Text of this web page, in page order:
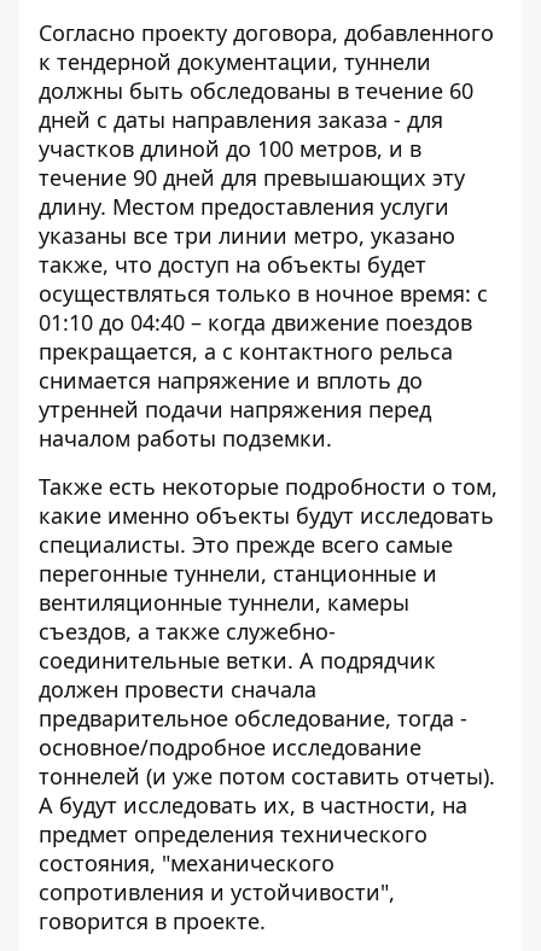
Согласно проекту договора, добавленного
к тендерной документации, туннели
должны быть обследованы в течение 60
дней с даты направления заказа - для
участков длиной до 100 метров, и в
течение 90 дней для превышающих эту
длину. Местом предоставления услуги
указаны все три линии метро, ​​указано
также, что доступ на объекты будет
осуществляться только в ночное время: с
01:10 до 04:40 – когда движение поездов
прекращается, а с контактного рельса
снимается напряжение и вплоть до
утренней подачи напряжения перед
началом работы подземки.
Также есть некоторые подробности о том,
какие именно объекты будут исследовать
специалисты. Это прежде всего самые
перегонные туннели, станционные и
вентиляционные туннели, камеры
съездов, а также служебно-
соединительные ветки. А подрядчик
должен провести сначала
предварительное обследование, тогда -
основное/подробное исследование
тоннелей (и уже потом составить отчеты).
А будут исследовать их, в частности, на
предмет определения технического
состояния, "механического
сопротивления и устойчивости",
говорится в проекте.